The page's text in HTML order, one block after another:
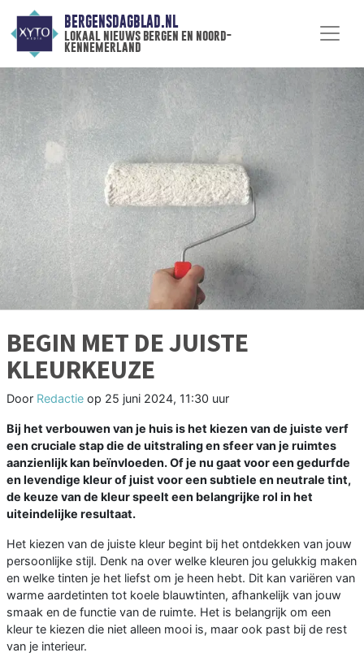
BERGENSDAGBLAD.NL
lokaal nieuws bergen en noord-
kennemerland
BEGIN MET DE JUISTE
KLEURKEUZE
Door Redactie op 25 juni 2024, 11:30 uur
Bij het verbouwen van je huis is het kiezen van de juiste verf
een cruciale stap die de uitstraling en sfeer van je ruimtes
aanzienlijk kan beïnvloeden. Of je nu gaat voor een gedurfde
en levendige kleur of juist voor een subtiele en neutrale tint,
de keuze van de kleur speelt een belangrijke rol in het
uiteindelijke resultaat.
Het kiezen van de juiste kleur begint bij het ontdekken van jouw
persoonlijke stijl. Denk na over welke kleuren jou gelukkig maken
en welke tinten je het liefst om je heen hebt. Dit kan variëren van
warme aardetinten tot koele blauwtinten, afhankelijk van jouw
smaak en de functie van de ruimte. Het is belangrijk om een
kleur te kiezen die niet alleen mooi is, maar ook past bij de rest
van je interieur.